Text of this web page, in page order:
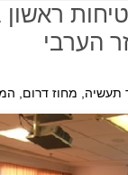
הערבי
תעשיה, מחוז דרום,